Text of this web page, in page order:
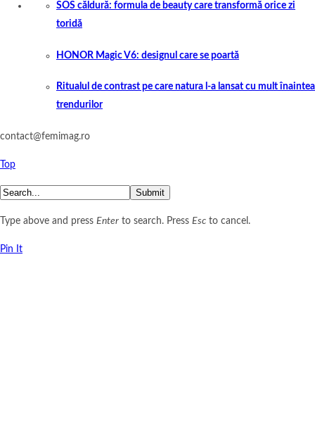
SOS căldură: formula de beauty care transformă orice zi
toridă
HONOR Magic V6: designul care se poartă
Ritualul de contrast pe care natura l-a lansat cu mult înaintea
trendurilor
contact@femimag.ro
Top
Submit
Type above and press Enter to search. Press Esc to cancel.
Pin It